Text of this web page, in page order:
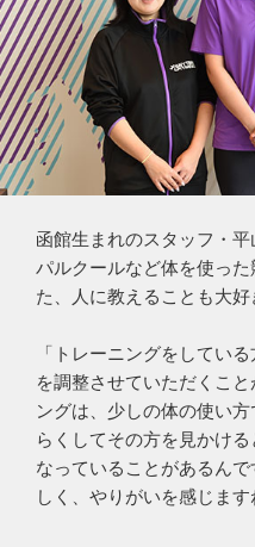
函館生まれのスタッフ・
パルクールなど体を使っ
た、人に教えることも大好
「トレーニングをしてい
を調整させていただくこ
ングは、少しの体の使い
らくしてその方を見かけ
なっていることがあるん
しく、やりがいを感じます